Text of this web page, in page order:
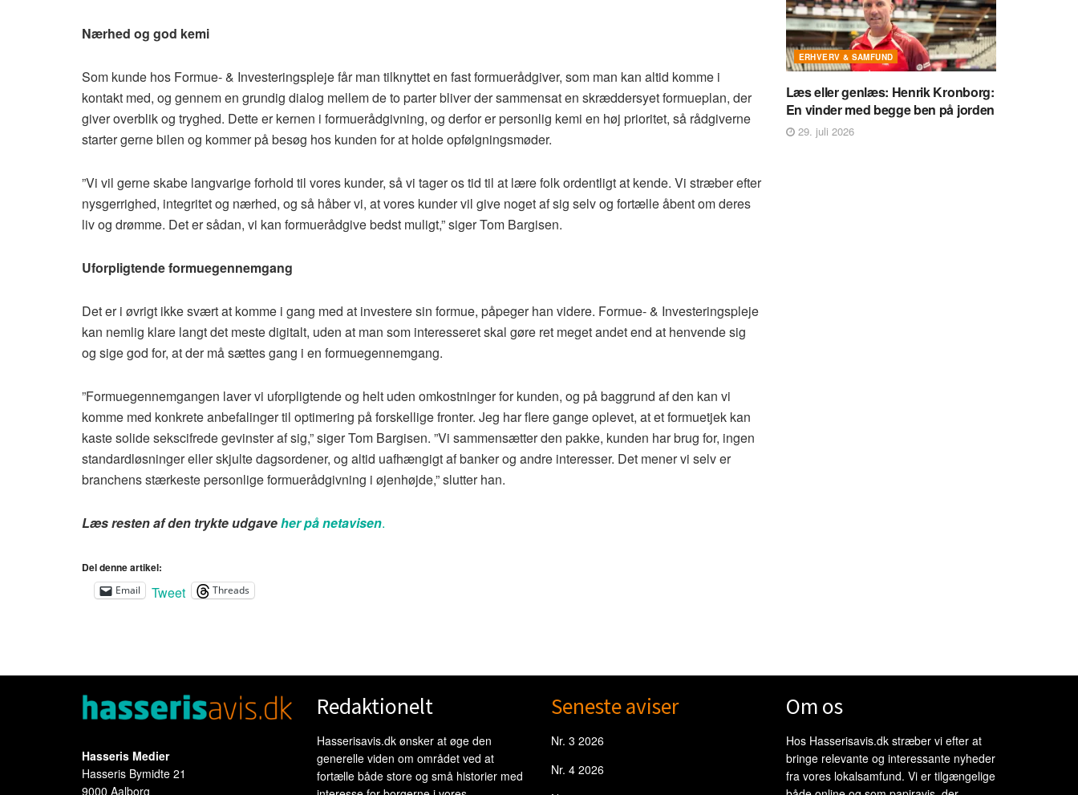
Nærhed og god kemi
Som kunde hos Formue- & Investeringspleje får man tilknyttet en fast formuerådgiver, som man kan altid komme i
kontakt med, og gennem en grundig dialog mellem de to parter bliver der sammensat en skræddersyet formueplan, der
giver overblik og tryghed. Dette er kernen i formuerådgivning, og derfor er personlig kemi en høj prioritet, så rådgiverne
starter gerne bilen og kommer på besøg hos kunden for at holde opfølgningsmøder.
”Vi vil gerne skabe langvarige forhold til vores kunder, så vi tager os tid til at lære folk ordentligt at kende. Vi stræber efter
nysgerrighed, integritet og nærhed, og så håber vi, at vores kunder vil give noget af sig selv og fortælle åbent om deres
liv og drømme. Det er sådan, vi kan formuerådgive bedst muligt,” siger Tom Bargisen.
Uforpligtende formuegennemgang
Det er i øvrigt ikke svært at komme i gang med at investere sin formue, påpeger han videre. Formue- & Investeringspleje
kan nemlig klare langt det meste digitalt, uden at man som interesseret skal gøre ret meget andet end at henvende sig
og sige god for, at der må sættes gang i en formuegennemgang.
”Formuegennemgangen laver vi uforpligtende og helt uden omkostninger for kunden, og på baggrund af den kan vi
komme med konkrete anbefalinger til optimering på forskellige fronter. Jeg har flere gange oplevet, at et formuetjek kan
kaste solide sekscifrede gevinster af sig,” siger Tom Bargisen. ”Vi sammensætter den pakke, kunden har brug for, ingen
standardløsninger eller skjulte dagsordener, og altid uafhængigt af banker og andre interesser. Det mener vi selv er
branchens stærkeste personlige formuerådgivning i øjenhøjde,” slutter han.
Læs resten af den trykte udgaveher på netavisen.
Del denne artikel:
Email Tweet Threads
ERHVERV & SAMFUND
Læs eller genlæs: Henrik Kronborg:
En vinder med begge ben på jorden
29. juli 2026
Hasseris Medier
Hasseris Bymidte 21
9000 Aalborg
Redaktionelt
Hasserisavis.dk ønsker at øge den
generelle viden om området ved at
fortælle både store og små historier med
Seneste aviser
Nr. 3 2026
Nr. 4 2026
Om os
Hos Hasserisavis.dk stræber vi efter at
bringe relevante og interessante nyheder
fra vores lokalsamfund. Vi er tilgængelige